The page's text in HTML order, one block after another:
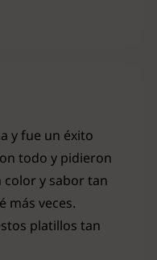
y fue un éxito
todo y pidieron
color y sabor tan
más veces.
platillos tan